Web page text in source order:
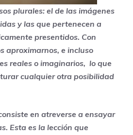
plurales: el de las imágenes
y las que pertenecen a
presentidos. Con
aproximarnos, e incluso
reales o imaginarios, lo que
cualquier otra posibilidad
en atreverse a ensayar
Esta es la lección que